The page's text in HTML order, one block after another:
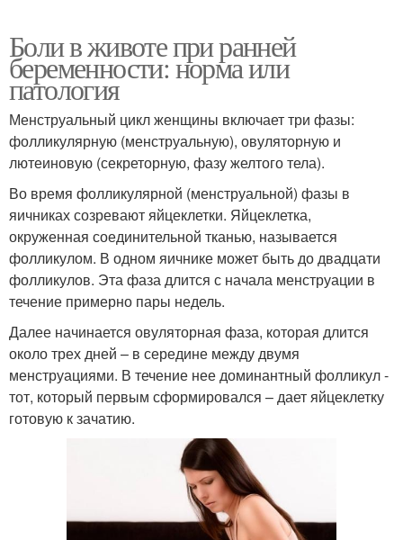
Боли в животе при ранней
беременности: норма или
патология
Менструальный цикл женщины включает три фазы:
фолликулярную (менструальную), овуляторную и
лютеиновую (секреторную, фазу желтого тела).
Во время фолликулярной (менструальной) фазы в
яичниках созревают яйцеклетки. Яйцеклетка,
окруженная соединительной тканью, называется
фолликулом. В одном яичнике может быть до двадцати
фолликулов. Эта фаза длится с начала менструации в
течение примерно пары недель.
Далее начинается овуляторная фаза, которая длится
около трех дней – в середине между двумя
менструациями. В течение нее доминантный фолликул -
тот, который первым сформировался – дает яйцеклетку
готовую к зачатию.